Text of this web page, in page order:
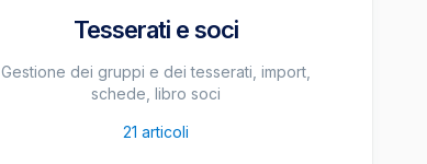
Tesserati e soci
Gestione dei gruppi e dei tesserati, import,
schede, libro soci
21 articoli